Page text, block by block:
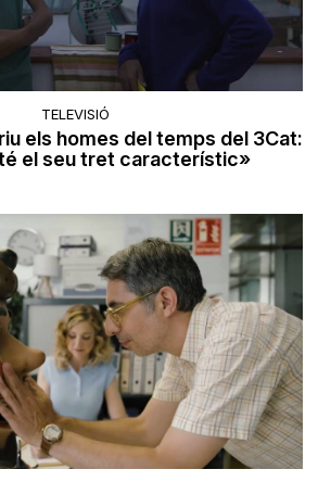
TELEVISIÓ
els homes del temps del 3Cat:
el seu tret característic»